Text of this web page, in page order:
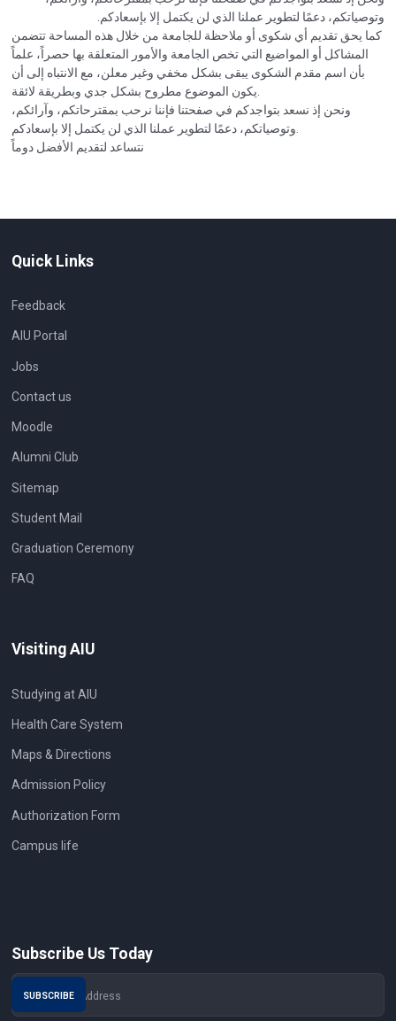
وتوصياتكم، دعمًا لتطوير عملنا الذي لن يكتمل إلا بإسعادكم.
كما يحق تقديم أي شكوى أو ملاحظة للجامعة من خلال هذه المساحة تتضمن
المشاكل أو المواضيع التي تخص الجامعة والأمور المتعلقة بها حصراً، علماً
بأن اسم مقدم الشكوى يبقى بشكل مخفي وغير معلن، مع الانتباه إلى أن
ونحن إذ نسعد بتواجدكم في صفحتنا فإننا نرحب بمقترحاتكم، وآرائكم،
نتساعد لتقديم الأفضل دوماً
Quick Links
Feedback
AIU Portal
Jobs
Contact us
Moodle
Alumni Club
Sitemap
Student Mail
Graduation Ceremony
FAQ
Visiting AIU
Studying at AIU
Health Care System
Maps & Directions
Admission Policy
Authorization Form
Campus life
Subscribe Us Today